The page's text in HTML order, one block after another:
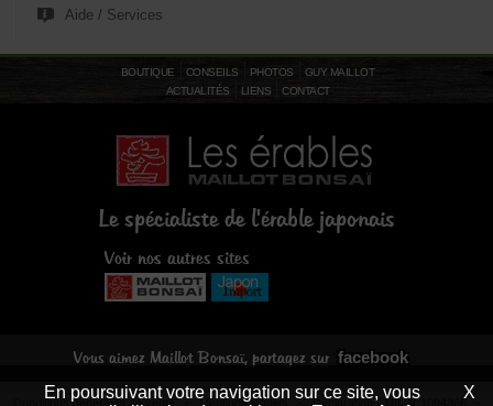
Aide / Services
BOUTIQUE CONSEILS PHOTOS
GUY MAILLOT
ACTUALITÉS
LIENS CONTACT
Le spécialiste de l'érable japonais
Voir nos autres sites
Vous aimez Maillot Bonsaï, partagez sur facebook
Conditions générales de vente -Mentions légales- Déclaration CNIL N°1094366 -
En poursuivant votre navigation sur ce site, vous
X